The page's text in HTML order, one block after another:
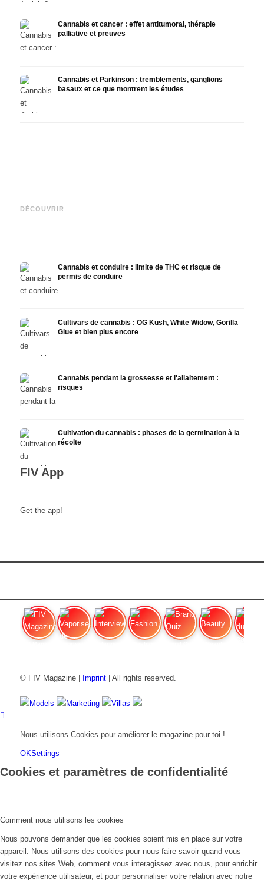
Cannabis et cancer : effet antitumoral, thérapie
palliative et preuves
Cannabis et Parkinson : tremblements, ganglions
basaux et ce que montrent les études
DÉCOUVRIR
automédication et ce que
Cannabis et conduire : limite de THC et risque de
permis de conduire
Cultivars de cannabis : OG Kush, White Widow, Gorilla
Glue et bien plus encore
Cannabis pendant la grossesse et l'allaitement :
risques
Cultivation du cannabis : phases de la germination à la
récolte
FIV App
Get the app!
© FIV Magazine | Imprint| All rights reserved.
Models Marketing Villas
Nous utilisons Cookies pour améliorer le magazine pour toi !
OKSettings
Cookies et paramètres de confidentialité
Comment nous utilisons les cookies
Nous pouvons demander que les cookies soient mis en place sur votre
appareil. Nous utilisons des cookies pour nous faire savoir quand vous
visitez nos sites Web, comment vous interagissez avec nous, pour enrichir
votre expérience utilisateur, et pour personnaliser votre relation avec notre